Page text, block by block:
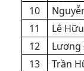
10
11
Lê
12
Lương
13
Trần